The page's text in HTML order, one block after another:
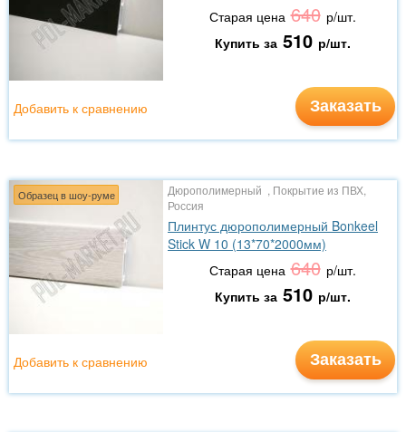
Старая цена 640 р/шт.
Купить за 510 р/шт.
Заказать
Добавить к сравнению
Образец в шоу-руме
Дюрополимерный , Покрытие из ПВХ,
Россия
Плинтус дюрополимерный Bonkeel
Stick W 10 (13*70*2000мм)
Старая цена 640 р/шт.
Купить за 510 р/шт.
Заказать
Добавить к сравнению